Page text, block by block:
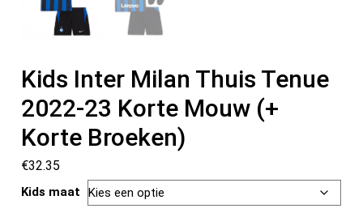
Kids Inter Milan Thuis Tenue
2022-23 Korte Mouw (+
Korte Broeken)
€32.35
Kids maat